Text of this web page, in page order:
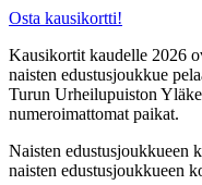
Osta kausikortti!
Kausikortit kaudelle 2026
naisten edustusjoukkue
Turun Urheilupuiston
numeroimattomat paikat.
Naisten edustusjoukkueen
naisten edustusjoukkueen